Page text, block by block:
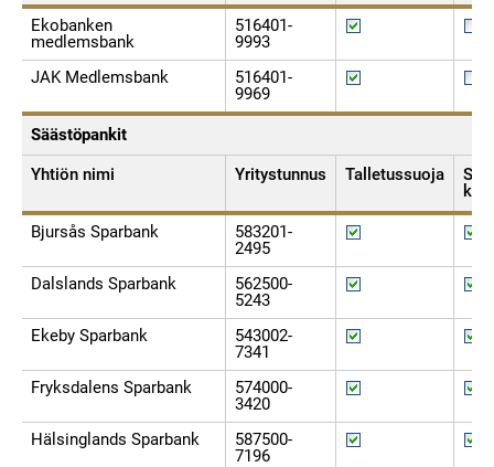
Ekobanken
medlemsbank
516401-
9993
JAK Medlemsbank
516401-
9969
Säästöpankit
Yhtiön nimi
Yritystunnus Talletussuoja
Bjursås Sparbank
583201-
2495
Dalslands Sparbank
562500-
5243
Ekeby Sparbank
543002-
7341
Fryksdalens Sparbank
574000-
3420
Hälsinglands Sparbank
587500-
7196